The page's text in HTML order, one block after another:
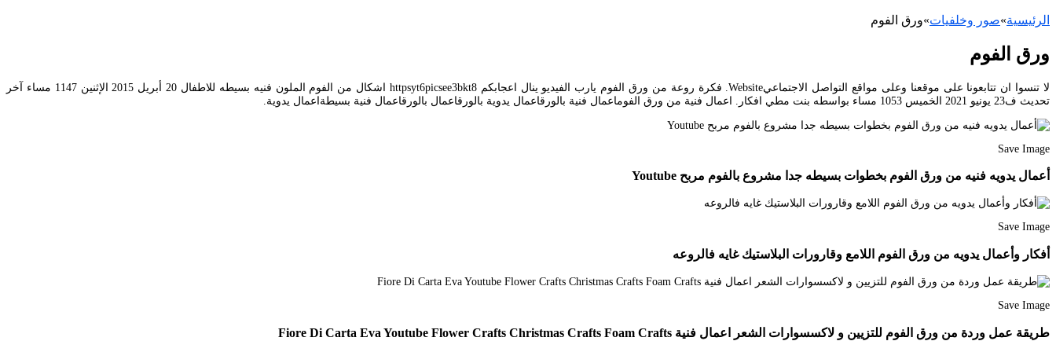
الرئيسية»صور وخلفيات»ورق الفوم
ورق الفوم
لا تنسوا ان تتابعونا على موقعنا وعلى مواقع التواصل الاجتماعيWebsite. فكرة روعة من ورق الفوم يارب الفيديو ينال اعجابكم httpsyt6picsee3bkt8 اشكال من الفوم الملون فنيه بسيطه للاطفال 20 أبريل 2015 الإثنين 1147 مساء آخر
تحديث ف23 يونيو 2021 الخميس 1053 مساء بواسطه بنت مطي افكار. اعمال فنية من ورق الفوماعمال فنية بالورقاعمال يدوية بالورقاعمال بالورقاعمال فنية بسيطةاعمال يدوية.
Save Image
أعمال يدويه فنيه من ورق الفوم بخطوات بسيطه جدا مشروع بالفوم مربح Youtube
Save Image
أفكار وأعمال يدويه من ورق الفوم اللامع وقارورات البلاستيك غايه فالروعه
Save Image
طريقة عمل وردة من ورق الفوم للتزيين و لاكسسوارات الشعر اعمال فنية Fiore Di Carta Eva Youtube Flower Crafts Christmas Crafts Foam Crafts